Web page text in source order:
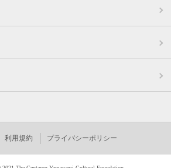
利用規約 プライバシーポリシー